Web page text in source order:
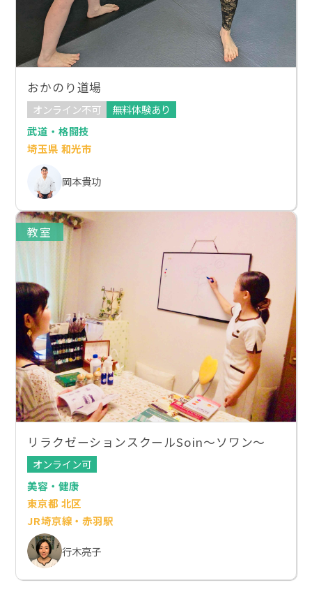
おかのり道場
オンライン不可
無料体験あり
武道・格闘技
埼玉県 和光市
岡本貴功
教室
リラクゼーションスクールSoin～ソワン～
オンライン可
美容・健康
東京都 北区
JR埼京線・赤羽駅
行木亮子